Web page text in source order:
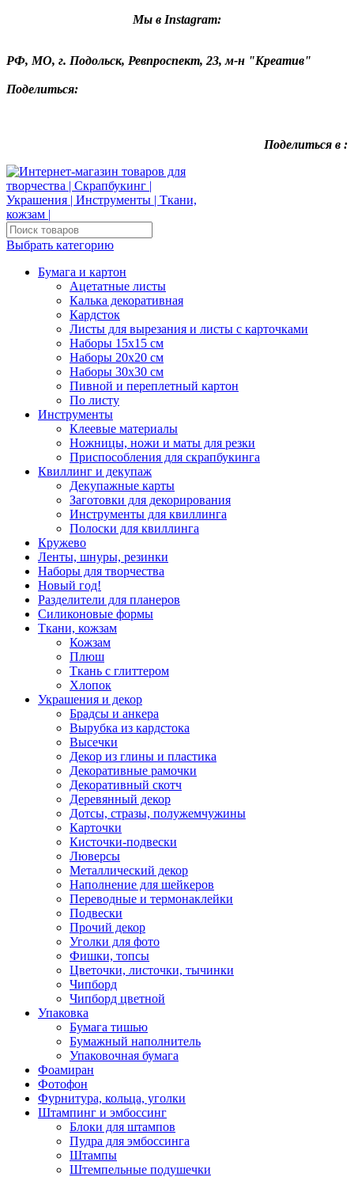
Мы в Instagram:
РФ, МО, г. Подольск, Ревпроспект, 23, м-н "Креатив"
Поделиться:
Поделиться в :
Выбрать категорию
Бумага и картон
Ацетатные листы
Калька декоративная
Кардсток
Листы для вырезания и листы с карточками
Наборы 15х15 см
Наборы 20х20 см
Наборы 30х30 см
Пивной и переплетный картон
По листу
Инструменты
Клеевые материалы
Ножницы, ножи и маты для резки
Приспособления для скрапбукинга
Квиллинг и декупаж
Декупажные карты
Заготовки для декорирования
Инструменты для квиллинга
Полоски для квиллинга
Кружево
Ленты, шнуры, резинки
Наборы для творчества
Новый год!
Разделители для планеров
Силиконовые формы
Ткани, кожзам
Кожзам
Плюш
Ткань с глиттером
Хлопок
Украшения и декор
Брадсы и анкера
Вырубка из кардстока
Высечки
Декор из глины и пластика
Декоративные рамочки
Декоративный скотч
Деревянный декор
Дотсы, стразы, полужемчужины
Карточки
Кисточки-подвески
Люверсы
Металлический декор
Наполнение для шейкеров
Переводные и термонаклейки
Подвески
Прочий декор
Уголки для фото
Фишки, топсы
Цветочки, листочки, тычинки
Чипборд
Чипборд цветной
Упаковка
Бумага тишью
Бумажный наполнитель
Упаковочная бумага
Фоамиран
Фотофон
Фурнитура, кольца, уголки
Штампинг и эмбоссинг
Блоки для штампов
Пудра для эмбоссинга
Штампы
Штемпельные подушечки